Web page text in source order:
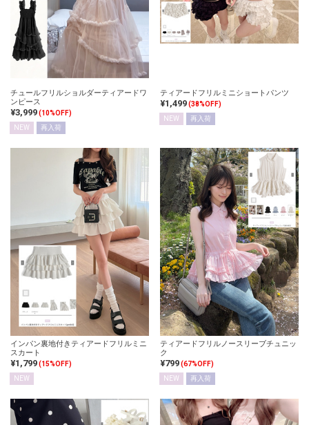
チュールフリルショルダーティアードワ
ンピース
¥3,999(10%OFF)
NEW
再入荷
ティアードフリルミニショートパンツ
¥1,499(38%OFF)
NEW
再入荷
インパン裏地付きティアードフリルミニ
スカート
¥1,799(15%OFF)
NEW
ティアードフリルノースリーブチュニッ
ク
¥799(67%OFF)
NEW
再入荷